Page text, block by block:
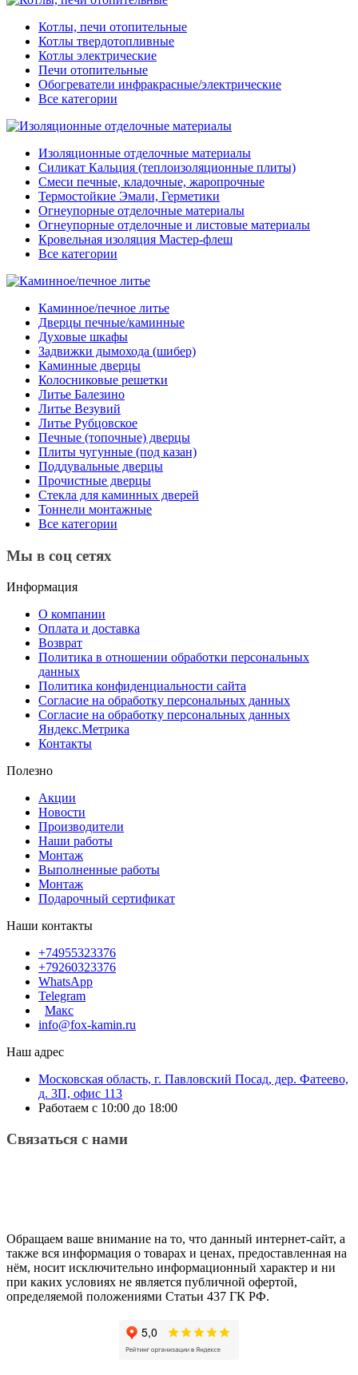
Котлы, печи отопительные
Котлы твердотопливные
Котлы электрические
Печи отопительные
Обогреватели инфракрасные/электрические
Все категории
Изоляционные отделочные материалы
Силикат Кальция (теплоизоляционные плиты)
Смеси печные, кладочные, жаропрочные
Термостойкие Эмали, Герметики
Огнеупорные отделочные материалы
Огнеупорные отделочные и листовые материалы
Кровельная изоляция Мастер-флеш
Все категории
Каминное/печное литье
Дверцы печные/каминные
Духовые шкафы
Задвижки дымохода (шибер)
Каминные дверцы
Колосниковые решетки
Литье Балезино
Литье Везувий
Литье Рубцовское
Печные (топочные) дверцы
Плиты чугунные (под казан)
Поддувальные дверцы
Прочистные дверцы
Стекла для каминных дверей
Тоннели монтажные
Все категории
Мы в соц сетях
Информация
О компании
Оплата и доставка
Возврат
Политика в отношении обработки персональных
данных
Политика конфиденциальности сайта
Согласие на обработку персональных данных
Согласие на обработку персональных данных
Яндекс.Метрика
Контакты
Полезно
Акции
Новости
Производители
Наши работы
Монтаж
Выполненные работы
Монтаж
Подарочный сертификат
Наши контакты
+74955323376
+79260323376
WhatsApp
Telegram
Макс
info@fox-kamin.ru
Наш адрес
Московская область, г. Павловский Посад, дер. Фатеево,
д. 3П, офис 113
Работаем с 10:00 до 18:00
Связаться с нами
Обращаем ваше внимание на то, что данный интернет-сайт, а
также вся информация о товарах и ценах, предоставленная на
нём, носит исключительно информационный характер и ни
при каких условиях не является публичной офертой,
определяемой положениями Статьи 437 ГК РФ.